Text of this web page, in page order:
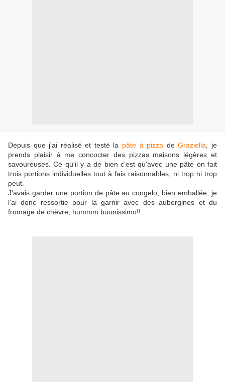
Depuis que j'ai réalisé et testé la pâte à pizza deGraziella , je
prends plaisir à me concocter des pizzas maisons légères et
savoureuses. Ce qu'il y a de bien c'est qu'avec une pâte on fait
trois portions individuelles tout à fais raisonnables, ni trop ni trop
peut.
J'avais garder une portion de pâte au congelo, bien emballée, je
l'ai donc ressortie pour la garnir avec des aubergines et du
fromage de chèvre, hummm buonissimo!!